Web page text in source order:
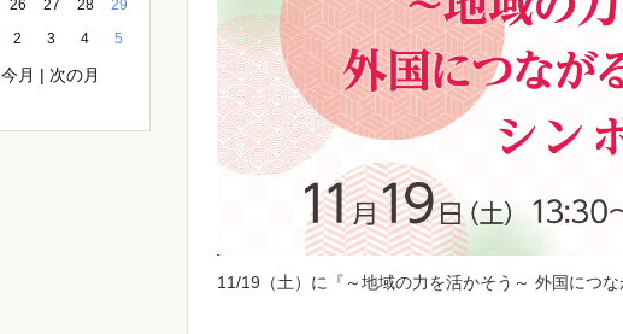
11/19（土）に『～地域の力を活かそう～ 外国につ
26 27 28
29
2 3 4 5
今月 | 次の月